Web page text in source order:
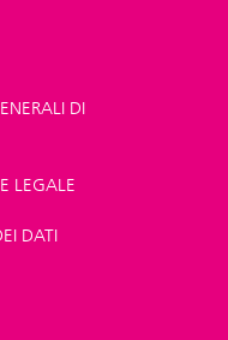
DI
LEGALE
DATI